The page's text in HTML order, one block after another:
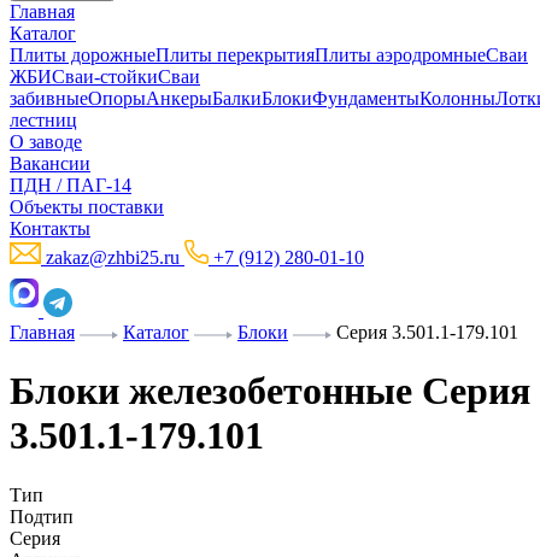
Главная
Каталог
Плиты дорожныеПлиты перекрытияПлиты аэродромныеСваи
ЖБИСваи-стойкиСваи
забивныеОпорыАнкерыБалкиБлокиФундаментыКолонны
лестниц
О заводе
Вакансии
ПДН / ПАГ-14
Объекты поставки
Контакты
zakaz@zhbi25.ru
+7 (912) 280-01-10
Главная Каталог Блоки Серия 3.501.1-179.101
Блоки железобетонные Серия
3.501.1-179.101
Тип
Подтип
Серия